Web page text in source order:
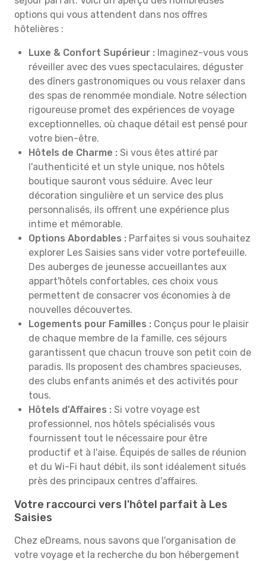
options qui vous attendent dans nos offres
hôtelières :
Luxe & Confort Supérieur : Imaginez-vous vous
réveiller avec des vues spectaculaires, déguster
des dîners gastronomiques ou vous relaxer dans
des spas de renommée mondiale. Notre sélection
rigoureuse promet des expériences de voyage
exceptionnelles, où chaque détail est pensé pour
votre bien-être.
Hôtels de Charme : Si vous êtes attiré par
l'authenticité et un style unique, nos hôtels
boutique sauront vous séduire. Avec leur
décoration singulière et un service des plus
personnalisés, ils offrent une expérience plus
intime et mémorable.
Options Abordables : Parfaites si vous souhaitez
explorer Les Saisies sans vider votre portefeuille.
Des auberges de jeunesse accueillantes aux
appart'hôtels confortables, ces choix vous
permettent de consacrer vos économies à de
nouvelles découvertes.
Logements pour Familles : Conçus pour le plaisir
de chaque membre de la famille, ces séjours
garantissent que chacun trouve son petit coin de
paradis. Ils proposent des chambres spacieuses,
des clubs enfants animés et des activités pour
tous.
Hôtels d'Affaires : Si votre voyage est
professionnel, nos hôtels spécialisés vous
fournissent tout le nécessaire pour être
productif et à l'aise. Équipés de salles de réunion
et du Wi-Fi haut débit, ils sont idéalement situés
près des principaux centres d'affaires.
Votre raccourci vers l'hôtel parfait à Les
Saisies
Chez eDreams, nous savons que l'organisation de
votre voyage et la recherche du bon hébergement